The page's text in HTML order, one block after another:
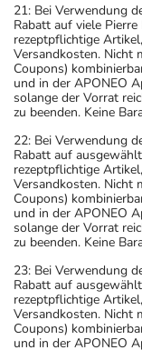
21: Bei Verwendung
Rabatt auf viele
rezeptpflichtige
Versandkosten. Nicht
Coupons)
und in der APONEO
solange der Vorrat
zu beenden. Keine
22: Bei Verwendung
Rabatt auf
rezeptpflichtige
Versandkosten. Nicht
Coupons)
und in der APONEO
solange der Vorrat
zu beenden. Keine
23: Bei Verwendung
Rabatt auf
rezeptpflichtige
Versandkosten. Nicht
Coupons)
und in der APONEO